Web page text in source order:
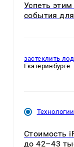
Успеть
события
застеклить
Екатеринбурге
Технологии
Стоимость
до 42–43